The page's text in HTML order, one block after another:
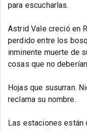
para escucharlas.
Astrid Vale creció en
perdido entre los
inminente muerte de
cosas que no
Hojas que susurran.
reclama su nombre.
Las estaciones están